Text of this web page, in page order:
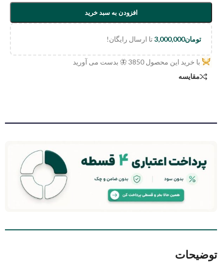
افزودن به سبد خرید
تومان3,000,000تا ارسال رایگان!
با خرید این محصول 3850 🦋 بدست می آورید
مقایسه
توضیحات